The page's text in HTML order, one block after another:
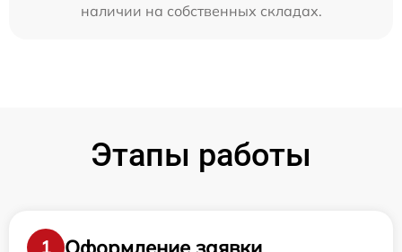
наличии на собственных складах.
Этапы работы
1